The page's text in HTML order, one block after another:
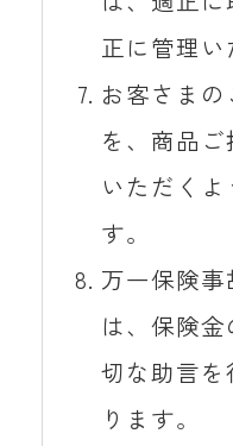
正に管理い
お客さま
を、商品
いただく
す。
万一保険
は、保険
切な助言を
ります。